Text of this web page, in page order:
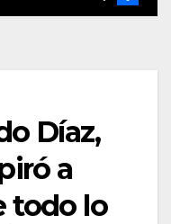
Díaz,
a
todo lo